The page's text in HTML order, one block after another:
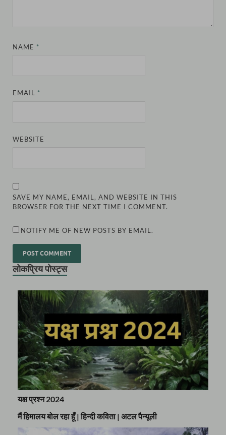
NAME *
EMAIL *
WEBSITE
SAVE MY NAME, EMAIL, AND WEBSITE IN THIS
BROWSER FOR THE NEXT TIME I COMMENT.
NOTIFY ME OF NEW POSTS BY EMAIL.
लोकप्रिय पोस्ट्स
यक्ष प्रश्न 2024
मैं हिमालय बोल रहा हूँ | हिन्दी कविता | अटल पैन्यूली